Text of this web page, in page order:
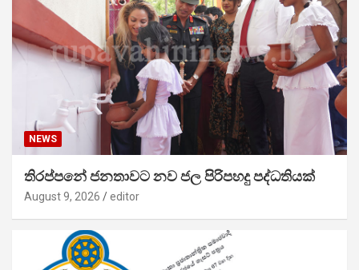
NEWS
තිරප්පනේ ජනතාවට නව ජල පිරිපහදු පද්ධතියක්
August 9, 2026 editor